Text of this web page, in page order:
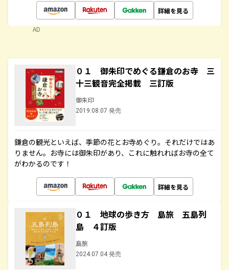
詳細を見る
AD
０１ 御朱印でめぐる鎌倉のお寺 三
十三観音完全掲載 三訂版
御朱印
2019.08.07 発売
鎌倉の観光といえば、季節の花とお寺めぐり。それだけではあ
りません。お寺には御朱印があり、これに触れればお寺の全て
がわかるのです！
詳細を見る
０１ 地球の歩き方 島旅 五島列
島 ４訂版
島旅
2024.07.04 発売